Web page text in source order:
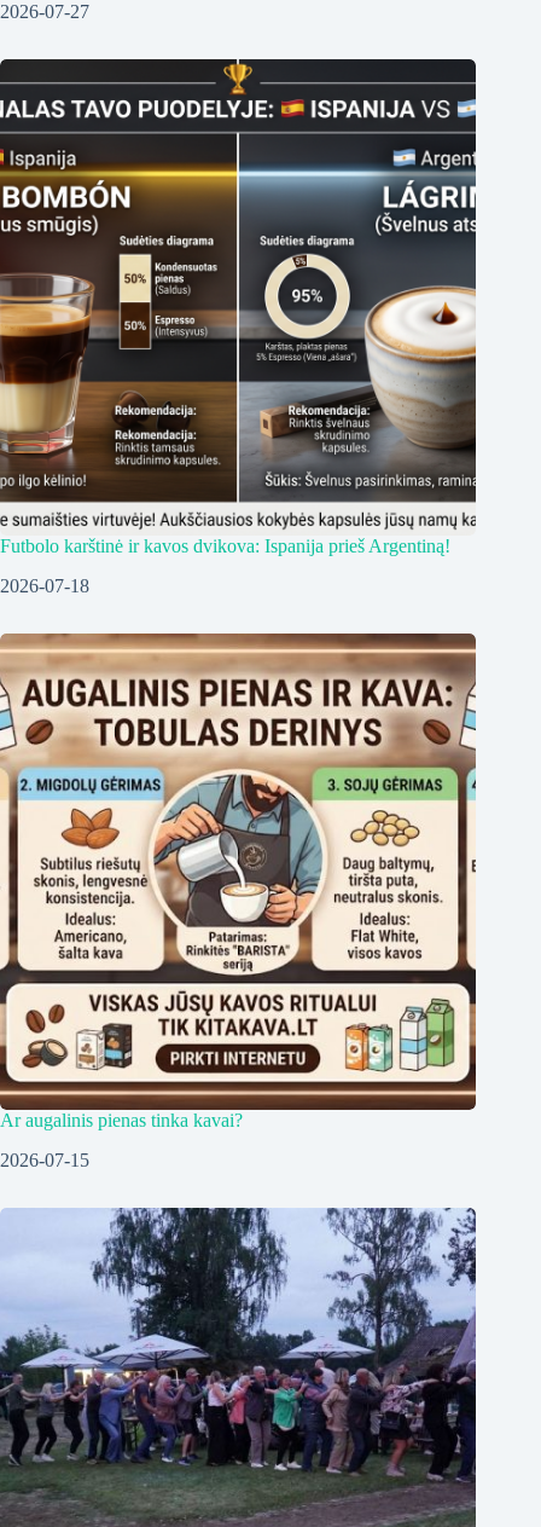
2026-07-27
Futbolo karštinė ir kavos dvikova: Ispanija prieš Argentiną!
2026-07-18
Ar augalinis pienas tinka kavai?
2026-07-15